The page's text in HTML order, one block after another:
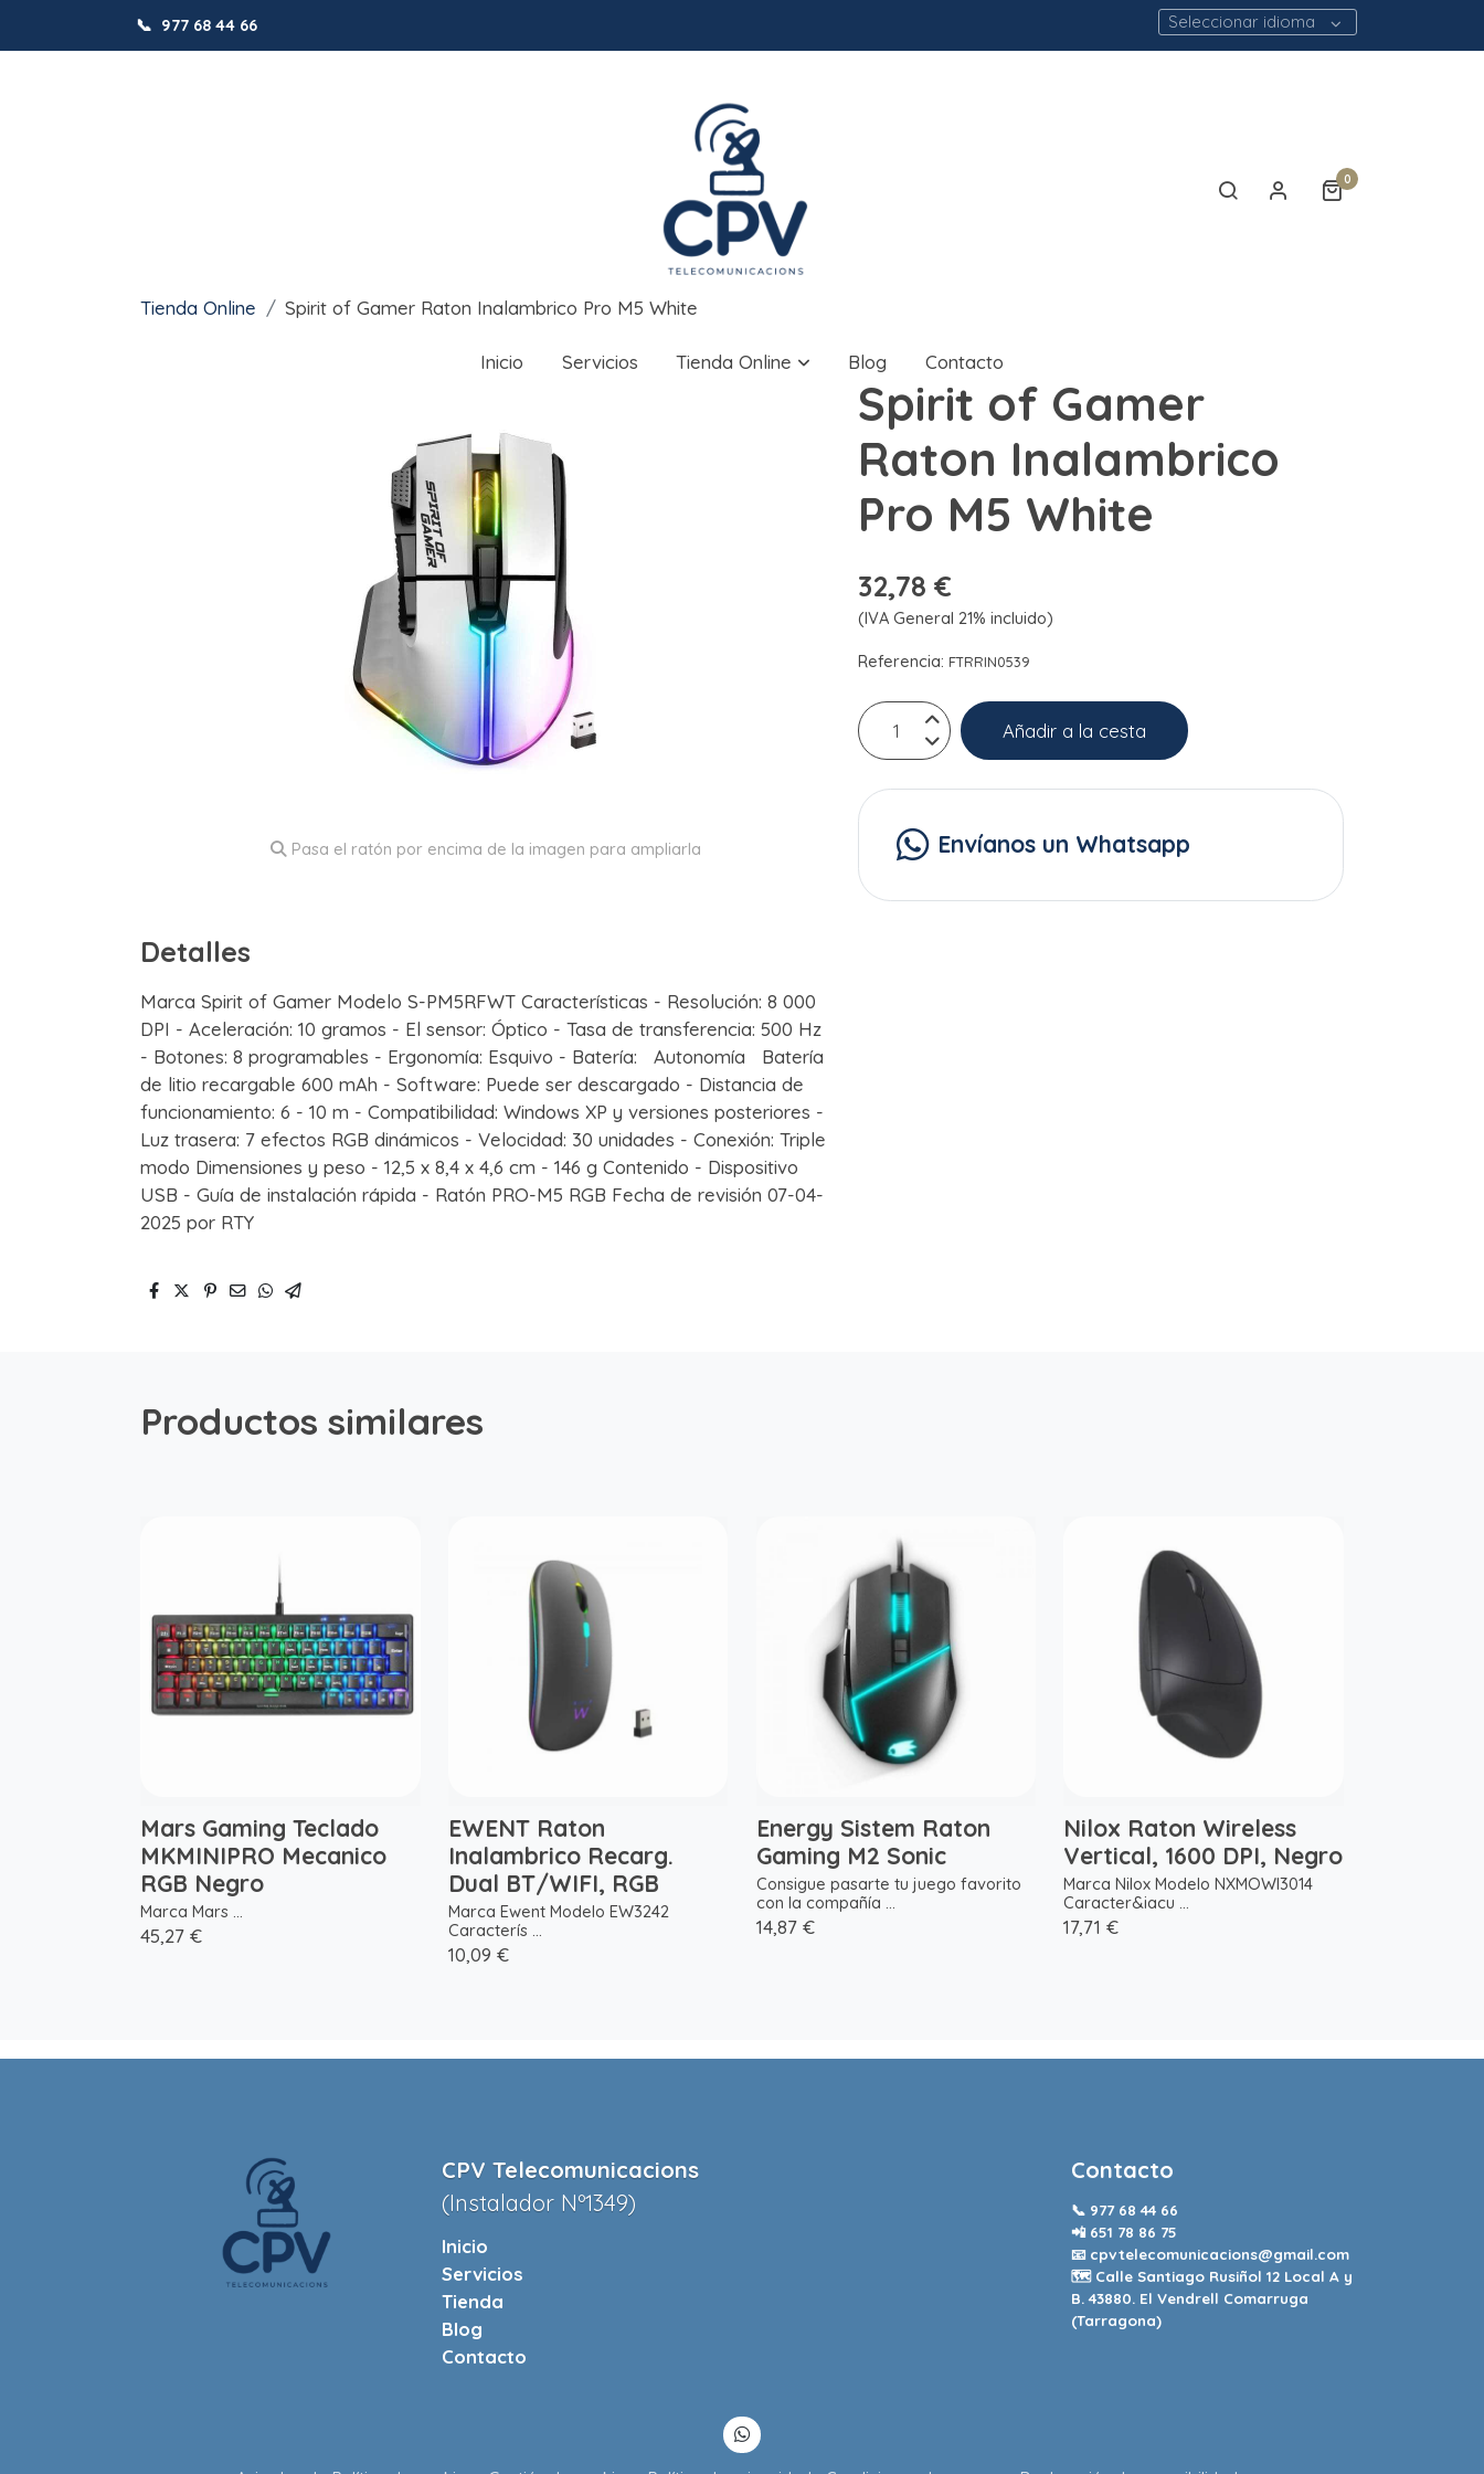
📞 977 68 44 66 Seleccionar idioma
0
Inicio Servicios Tienda Online Blog Contacto
Tienda Online Spirit of Gamer Raton Inalambrico Pro M5 White
Pasa el ratón por encima de la imagen para ampliarla
Detalles
Marca Spirit of Gamer Modelo S-PM5RFWT Características - Resolución: 8 000
DPI - Aceleración: 10 gramos - El sensor: Óptico - Tasa de transferencia: 500 Hz
- Botones: 8 programables - Ergonomía: Esquivo - Batería: Autonomía Batería
de litio recargable 600 mAh - Software: Puede ser descargado - Distancia de
funcionamiento: 6 - 10 m - Compatibilidad: Windows XP y versiones posteriores -
Luz trasera: 7 efectos RGB dinámicos - Velocidad: 30 unidades - Conexión: Triple
modo Dimensiones y peso - 12,5 x 8,4 x 4,6 cm - 146 g Contenido - Dispositivo
USB - Guía de instalación rápida - Ratón PRO-M5 RGB Fecha de revisión 07-04-
2025 por RTY
Spirit of Gamer
Raton Inalambrico
Pro M5 White
32,78 €
(IVA General 21% incluido)
Referencia: FTRRIN0539
Añadir a la cesta
Envíanos un Whatsapp
Productos similares
Mars Gaming Teclado
MKMINIPRO Mecanico
RGB Negro
Marca Mars ...
45,27 €
EWENT Raton
Inalambrico Recarg.
Dual BT/WIFI, RGB
Marca Ewent Modelo EW3242
Caracterís ...
10,09 €
Energy Sistem Raton
Gaming M2 Sonic
Consigue pasarte tu juego favorito
con la compañía ...
14,87 €
Nilox Raton Wireless
Vertical, 1600 DPI, Negro
Marca Nilox Modelo NXMOWI3014
Caracter&iacu ...
17,71 €
CPV Telecomunicacions
(Instalador Nº1349)
Inicio
Servicios
Tienda
Blog
Contacto
Contacto
📞 977 68 44 66
📲 651 78 86 75
📧 cpvtelecomunicacions@gmail.com
🗺️ Calle Santiago Rusiñol 12 Local A y
B. 43880. El Vendrell Comarruga
(Tarragona)